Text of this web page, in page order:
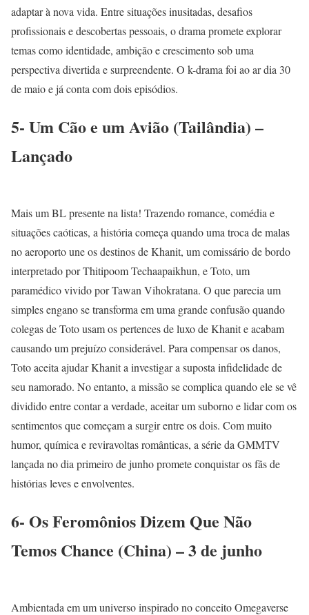
adaptar à nova vida. Entre situações inusitadas, desafios
profissionais e descobertas pessoais, o drama promete explorar
temas como identidade, ambição e crescimento sob uma
perspectiva divertida e surpreendente. O k-drama foi ao ar dia 30
de maio e já conta com dois episódios.
5- Um Cão e um Avião (Tailândia) –
Lançado
Mais um BL presente na lista! Trazendo romance, comédia e
situações caóticas, a história começa quando uma troca de malas
no aeroporto une os destinos de Khanit, um comissário de bordo
interpretado por Thitipoom Techaapaikhun, e Toto, um
paramédico vivido por Tawan Vihokratana. O que parecia um
simples engano se transforma em uma grande confusão quando
colegas de Toto usam os pertences de luxo de Khanit e acabam
causando um prejuízo considerável. Para compensar os danos,
Toto aceita ajudar Khanit a investigar a suposta infidelidade de
seu namorado. No entanto, a missão se complica quando ele se vê
dividido entre contar a verdade, aceitar um suborno e lidar com os
sentimentos que começam a surgir entre os dois. Com muito
humor, química e reviravoltas românticas, a série da GMMTV
lançada no dia primeiro de junho promete conquistar os fãs de
histórias leves e envolventes.
6- Os Feromônios Dizem Que Não
Temos Chance (China) – 3 de junho
Ambientada em um universo inspirado no conceito Omegaverse